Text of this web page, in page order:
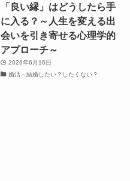
「良い縁」はどうしたら手
に入る？～人生を変える出
会いを引き寄せる心理学的
アプローチ～
2026年6月16日
婚活－結婚したい？したくない？